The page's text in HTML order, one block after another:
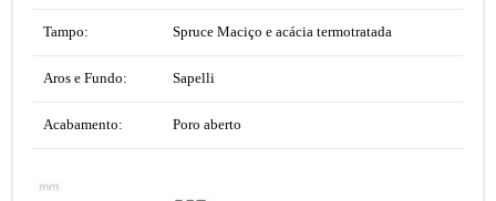
Tampo: Spruce Maciço e acácia termotratada
Aros e Fundo: Sapelli
Acabamento: Poro aberto